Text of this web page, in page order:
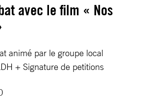
avec le film « Nos
animé par le groupe local
+ Signature de petitions